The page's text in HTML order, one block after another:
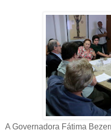
A Governadora Fátima